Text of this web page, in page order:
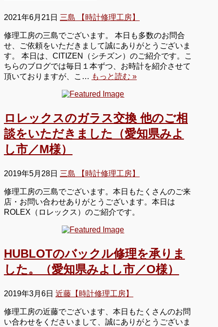
2021年6月21日 三島 【時計修理工房】
修理工房の三島でございます。 本日も多数のお問合
せ、ご依頼をいただきまして誠にありがとうございま
す。 本日は、CITIZEN（シチズン）のご紹介です。こ
ちらのブログでは毎日１本ずつ、お時計を紹介させて
頂いておりますが、こ… もっと読む »
ロレックスのガラス交換 他のご相
談をいただきました（愛知県みよ
し市／M様）
2019年5月28日 三島 【時計修理工房】
修理工房の三島でございます。本日もたくさんのご来
店・お問い合わせありがとうございます。本日は
ROLEX（ロレックス）のご紹介です。
HUBLOTのバックル修理を承りま
した。（愛知県みよし市／O様）
2019年3月6日 近藤【時計修理工房】
修理工房の近藤でございます、本日もたくさんのお問
い合わせをくださいまして、誠にありがとうございま